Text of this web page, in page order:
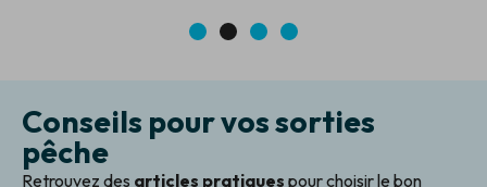
3 4
Conseils pour vos sorties
pêche
Retrouvez des articles pratiques pour choisir le bon